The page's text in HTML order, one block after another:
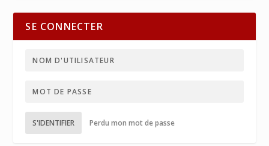
SE CONNECTER
S'IDENTIFIER Perdu mon mot de passe